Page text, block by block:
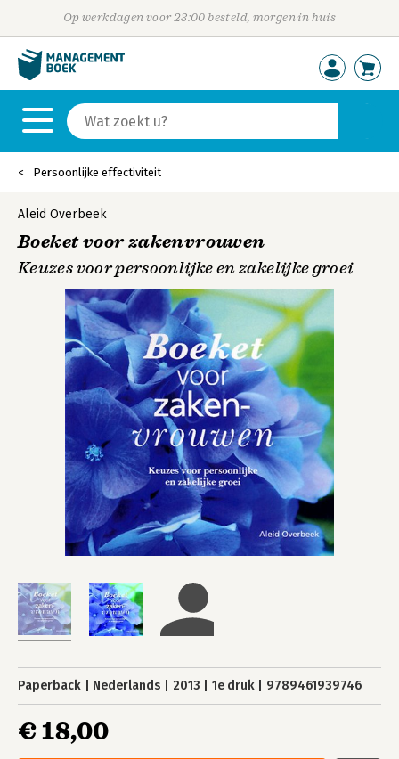
Op werkdagen voor 23:00 besteld, morgen in huis
Persoonlijke effectiviteit
Aleid Overbeek
Boeket voor zakenvrouwen
Keuzes voor persoonlijke en zakelijke groei
Paperback Nederlands 2013 1e druk 9789461939746
€ 18,00